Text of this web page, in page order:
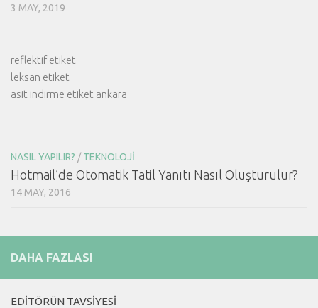
3 MAY, 2019
reflektif etiket
leksan etiket
asit indirme etiket ankara
NASIL YAPILIR? /TEKNOLOJI
Hotmail’de Otomatik Tatil Yanıtı Nasıl Oluşturulur?
14 MAY, 2016
DAHA FAZLASI
EDITÖRÜN TAVSIYESI